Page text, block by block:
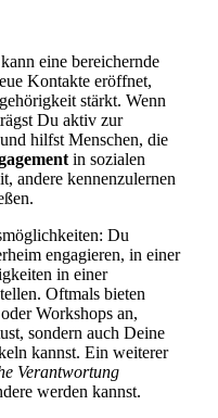
eine bereichernde
Kontakte eröffnet,
stärkt. Wenn
Du aktiv zur
hilfst Menschen, die
in sozialen
andere kennenzulernen
Du
engagieren, in einer
in einer
Oftmals bieten
Workshops an,
sondern auch Deine
kannst. Ein weiterer
Verantwortung
werden kannst.